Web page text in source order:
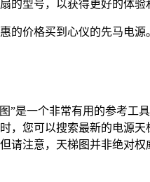
的型号，以获得更好的体验
的价格买到心仪的先马电源
”是一个非常有用的参考工
，您可以搜索最新的电源天
请注意，天梯图并非绝对权